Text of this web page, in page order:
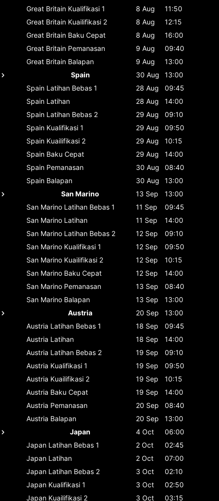
Great Britain Kualifikasi 1 8 Aug
11:50
Great Britain Kuailifikasi 2 8 Aug
12:15
Great Britain Baku Cepat 8 Aug
16:00
Great Britain Pemanasan 9 Aug
09:40
Great Britain Balapan 9 Aug
13:00
Spain
30 Aug
13:00
Spain Latihan Bebas 1 28 Aug
09:45
Spain Latihan 28 Aug
14:00
Spain Latihan Bebas 2 29 Aug
09:10
Spain Kualifikasi 1 29 Aug
09:50
Spain Kuailifikasi 2 29 Aug
10:15
Spain Baku Cepat 29 Aug
14:00
Spain Pemanasan 30 Aug
08:40
Spain Balapan 30 Aug
13:00
San Marino
13 Sep
13:00
San Marino Latihan Bebas 1 11 Sep
09:45
San Marino Latihan 11 Sep
14:00
San Marino Latihan Bebas 2 12 Sep
09:10
San Marino Kualifikasi 1 12 Sep
09:50
San Marino Kuailifikasi 2 12 Sep
10:15
San Marino Baku Cepat 12 Sep
14:00
San Marino Pemanasan 13 Sep
08:40
San Marino Balapan 13 Sep
13:00
Austria
20 Sep
13:00
Austria Latihan Bebas 1 18 Sep
09:45
Austria Latihan 18 Sep
14:00
Austria Latihan Bebas 2 19 Sep
09:10
Austria Kualifikasi 1 19 Sep
09:50
Austria Kuailifikasi 2 19 Sep
10:15
Austria Baku Cepat 19 Sep
14:00
Austria Pemanasan 20 Sep
08:40
Austria Balapan 20 Sep
13:00
Japan
4 Oct
06:00
Japan Latihan Bebas 1 2 Oct
02:45
Japan Latihan 2 Oct
07:00
Japan Latihan Bebas 2 3 Oct
02:10
Japan Kualifikasi 1 3 Oct
02:50
Japan Kuailifikasi 2 3 Oct
03:15